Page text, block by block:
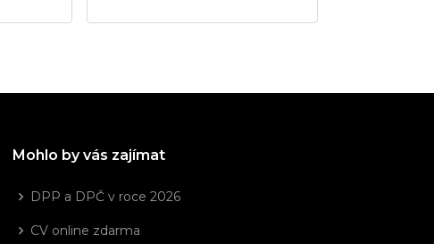
Mohlo by vás zajímat
DPP a DPČ v roce 2026
CV online zdarma